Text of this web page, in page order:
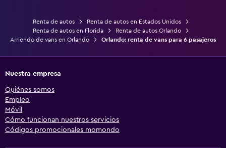
Renta de autos
Renta de autos en Estados Unidos
Renta de autos en Florida
Renta de autos Orlando
Arriendo de vans en Orlando
Orlando: renta de vans para 6 pasajeros
Nuestra empresa
Quiénes somos
Empleo
Móvil
Cómo funcionan nuestros servicios
Códigos promocionales momondo